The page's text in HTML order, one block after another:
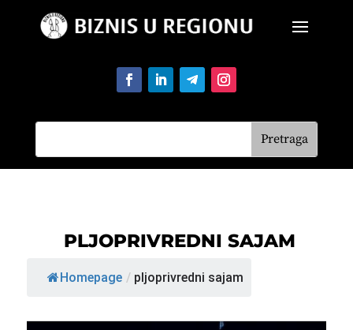
PLJOPRIVREDNI SAJAM
Homepage / pljoprivredni sajam